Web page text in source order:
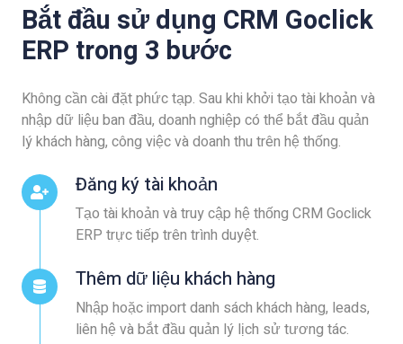
Bắt đầu sử dụng CRM Goclick
ERP trong 3 bước
Không cần cài đặt phức tạp. Sau khi khởi tạo tài khoản và
nhập dữ liệu ban đầu, doanh nghiệp có thể bắt đầu quản
lý khách hàng, công việc và doanh thu trên hệ thống.
Đăng ký tài khoản
Tạo tài khoản và truy cập hệ thống CRM Goclick
ERP trực tiếp trên trình duyệt.
Thêm dữ liệu khách hàng
Nhập hoặc import danh sách khách hàng, leads,
liên hệ và bắt đầu quản lý lịch sử tương tác.